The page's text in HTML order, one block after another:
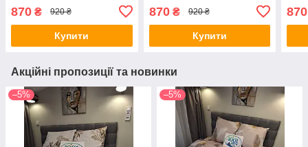
870 ₴ 920 ₴
Купити
870₴ 920 ₴
Купити
870
Акційні пропозиції та новинки
–5% –5%